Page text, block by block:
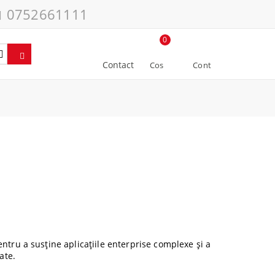
0752661111
Contact Cos
0
Cont
a susține aplicațiile enterprise complexe și a